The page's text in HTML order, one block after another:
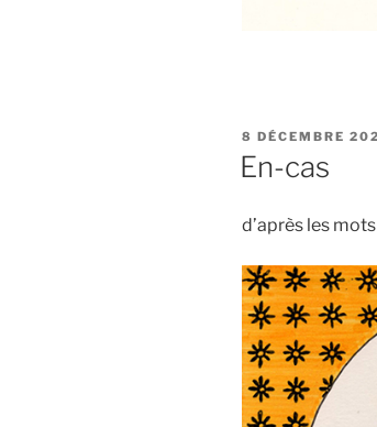
PUBLIÉ
LE
8 DÉCEMBRE
En-cas
d’après les